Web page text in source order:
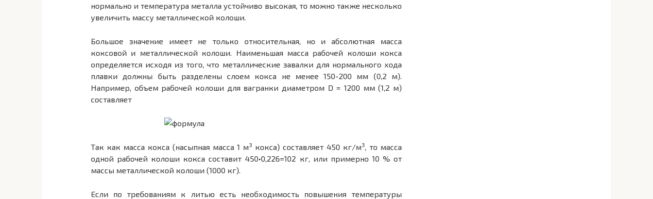
нормально и температура металла устойчиво высокая, то можно также несколько
увеличить массу металлической колоши.
Большое значение имеет не только относительная, но и абсолютная масса
коксовой и металлической колоши. Наименьшая масса рабочей колоши кокса
определяется исходя из того, что металлические завалки для нормального хода
плавки должны быть разделены слоем кокса не менее 150-200 мм (0,2 м).
Например, объем рабочей колоши для вагранки диаметром D = 1200 мм (1,2 м)
составляет
Так как масса кокса (насыпная масса 1 м3 кокса) составляет 450 кг/м3
, то масса
одной рабочей колоши кокса составит 450•0,226=102 кг, или примерно 10 % от
массы металлической колоши (1000 кг).
Если по требованиям к литью есть необходимость повышения температуры